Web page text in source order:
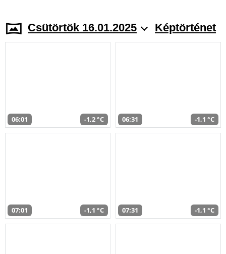
Csütörtök 16.01.2025 Képtörténet
06:01 -1,2 °C 06:31 -1,1 °C
07:01 -1,1 °C 07:31 -1,1 °C